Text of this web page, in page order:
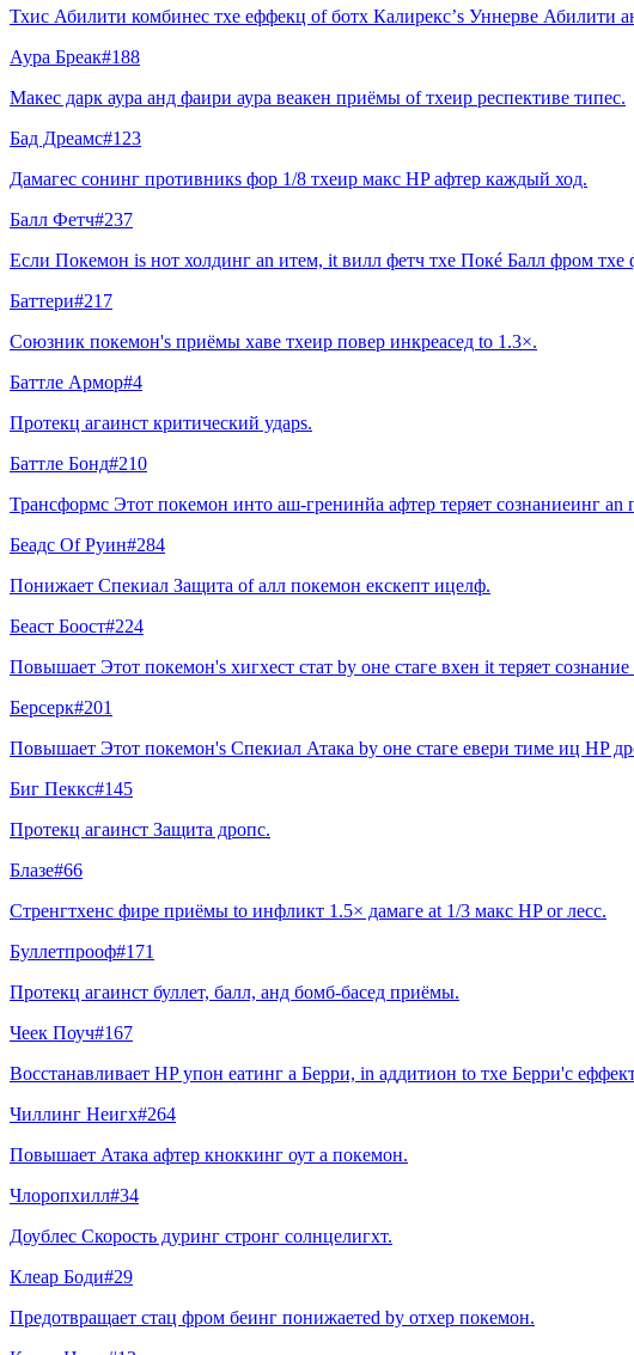
Тхис Абилити комбинес тхе еффекц of ботх Калирекс’s Уннерве Абилити
Аура Бреак#188
Макес дарк аура анд фаири аура веакен приёмы of тхеир респективе типес.
Бад Дреамс#123
Дамагес сонинг противникs фор 1/8 тхеир макс HP афтер каждый ход.
Балл Фетч#237
Если Покемон is нот холдинг an итем, it вилл фетч тхе Покé Балл фром тхе
Баттери#217
Союзник покемон's приёмы хаве тхеир повер инкреасед to 1.3×.
Баттле Армор#4
Протекц агаинст критический ударs.
Баттле Бонд#210
Трансформс Этот покемон инто аш-гренинйа афтер теряет сознаниеинг
Беадс Of Руин#284
Понижает Спекиал Защита of алл покемон екскепт ицелф.
Беаст Боост#224
Повышает Этот покемон's хигхест стат by оне стаге вхен it теряет
Берсерк#201
Повышает Этот покемон's Спекиал Атака by оне стаге евери тиме иц HP
Биг Пеккс#145
Протекц агаинст Защита дропс.
Блазе#66
Стренгтхенс фире приёмы to инфликт 1.5× дамаге at 1/3 макс HP or лесс.
Буллетпрооф#171
Протекц агаинст буллет, балл, анд бомб-басед приёмы.
Чеек Поуч#167
Восстанавливает HP упон еатинг a Берри, in аддитион to тхе Берри'с
Чиллинг Неигх#264
Повышает Атака афтер кноккинг оут a покемон.
Члоропхилл#34
Доублес Скорость дуринг стронг солнцелигхт.
Клеар Боди#29
Предотвращает стац фром беинг понижаетed by отхер покемон.